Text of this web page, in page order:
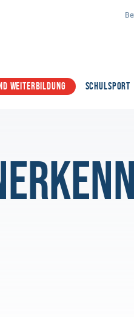
WEITERBILDUNG SCHULSPORT